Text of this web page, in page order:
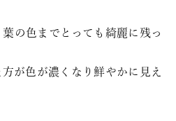
の色までとっても綺麗に残っ
が色が濃くなり鮮やかに見え